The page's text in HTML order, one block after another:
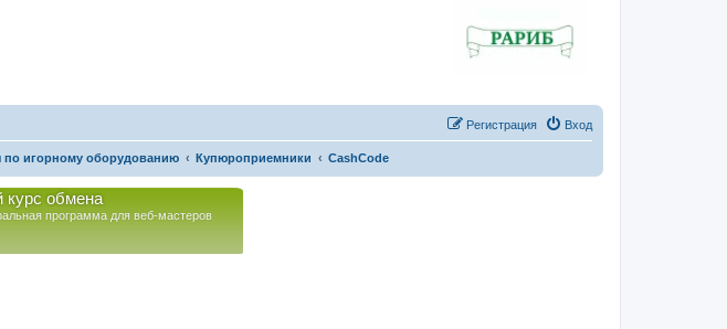
Вход
Регистрация
игорному оборудованию Купюроприемники CashCode
курс обмена
программа для веб-мастеров